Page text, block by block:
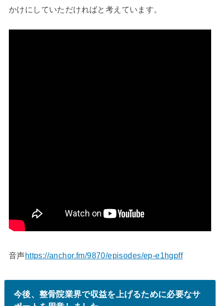
かけにしていただければと考えています。
音声https://anchor.fm/9870/episodes/ep-e1hgpff
今後、整骨院業界で収益を上げるために必要なサ